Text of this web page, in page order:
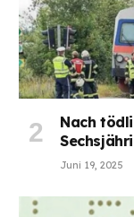
Nach
Juni 19, 2025